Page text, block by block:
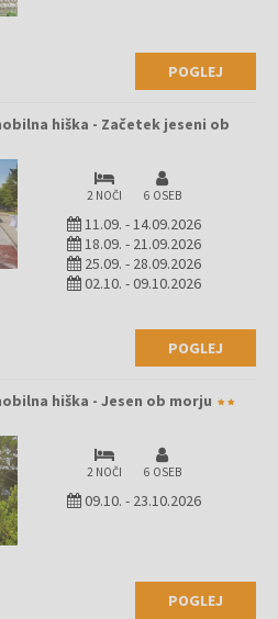
POGLEJ
hiška - Začetek jeseni ob
2 NOČI 6 OSEB
11.09. -14.09.2026
18.09. - 21.09.2026
25.09. - 28.09.2026
02.10. -09.10.2026
POGLEJ
hiška - Jesen ob morju
2 NOČI 6 OSEB
09.10. - 23.10.2026
POGLEJ